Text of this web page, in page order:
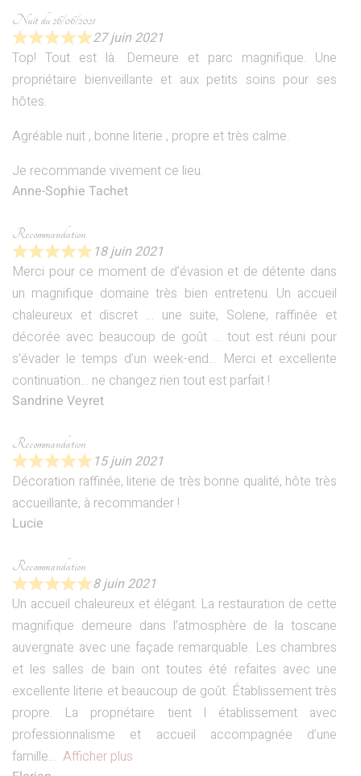
Nuit du 26/06/2021
27 juin 2021
Top! Tout est là. Demeure et parc magnifique. Une
propriétaire bienveillante et aux petits soins pour ses
hôtes.
Agréable nuit , bonne literie , propre et très calme.
Je recommande vivement ce lieu.
Anne-Sophie Tachet
Recommandation
18 juin 2021
Merci pour ce moment de d’évasion et de détente dans
un magnifique domaine très bien entretenu. Un accueil
chaleureux et discret … une suite, Solene, raffinée et
décorée avec beaucoup de goût … tout est réuni pour
s’évader le temps d’un week-end… Merci et excellente
continuation… ne changez rien tout est parfait !
Sandrine Veyret
Recommandation
15 juin 2021
Décoration raffinée, literie de très bonne qualité, hôte très
accueillante, à recommander !
Lucie
Recommandation
8 juin 2021
Un accueil chaleureux et élégant. La restauration de cette
magnifique demeure dans l’atmosphère de la toscane
auvergnate avec une façade remarquable. Les chambres
et les salles de bain ont toutes été refaites avec une
excellente literie et beaucoup de goût. Établissement très
propre. La propriétaire tient l établissement avec
professionnalisme et accueil accompagnée d’une
famille
Afficher plus